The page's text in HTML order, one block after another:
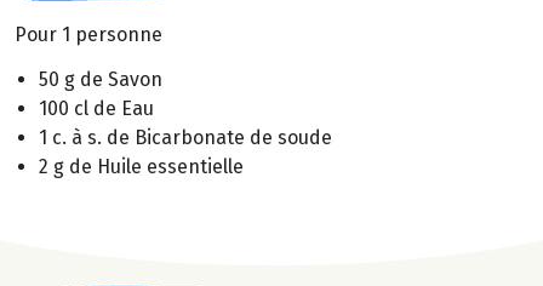
Pour 1 personne
50 g de Savon
100 cl de Eau
1 c. à s. de Bicarbonate de soude
2 g de Huile essentielle